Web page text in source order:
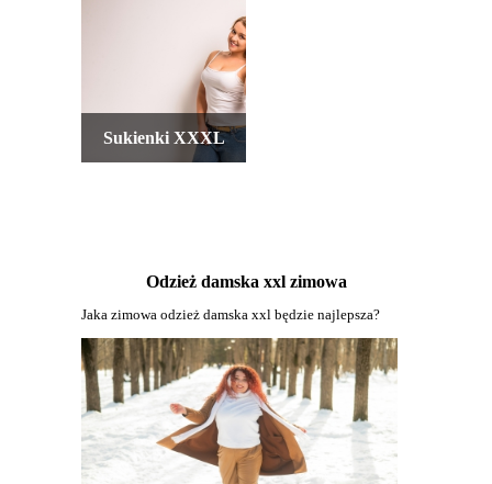
Sukienki XXXL
Odzież damska xxl zimowa
Jaka zimowa odzież damska xxl będzie najlepsza?